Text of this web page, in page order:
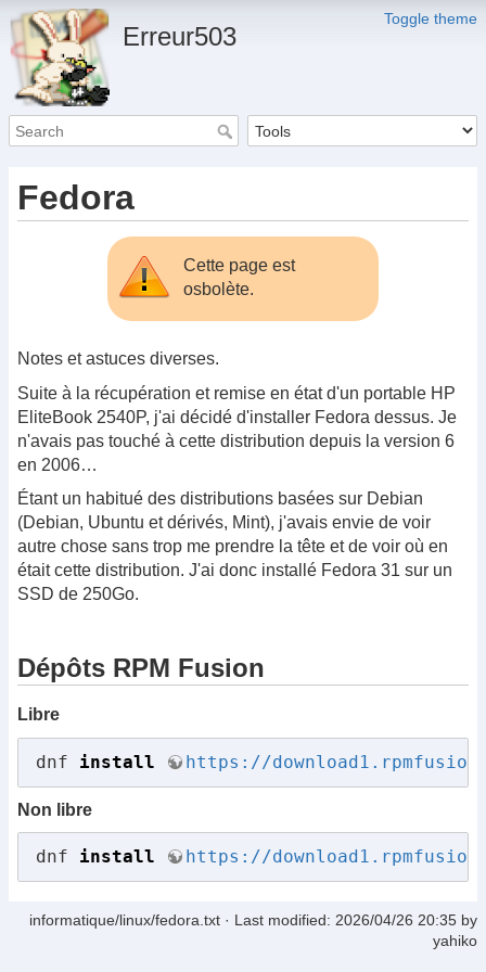
Toggle theme
Erreur503
Fedora
Cette page est
osbolète.
Notes et astuces diverses.
Suite à la récupération et remise en état d'un portable HP
EliteBook 2540P, j'ai décidé d'installer Fedora dessus. Je
n'avais pas touché à cette distribution depuis la version 6
en 2006…
Étant un habitué des distributions basées sur Debian
(Debian, Ubuntu et dérivés, Mint), j'avais envie de voir
autre chose sans trop me prendre la tête et de voir où en
était cette distribution. J'ai donc installé Fedora 31 sur un
SSD de 250Go.
Dépôts RPM Fusion
Libre
dnf install https://
Non libre
dnf install https://
informatique/linux/fedora.txt · Last modified: 2026/04/26 20:35 by
yahiko